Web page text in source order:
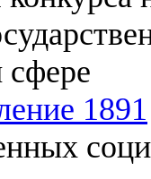
сфере
1891